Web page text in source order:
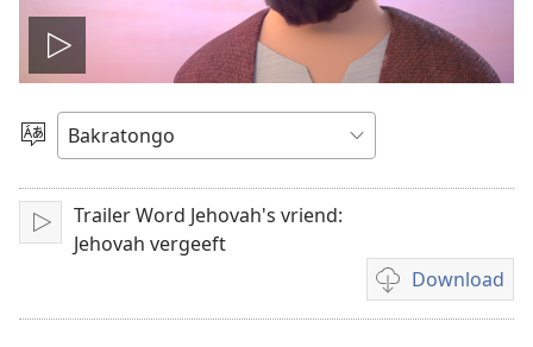
Prei
a
felem
Tongo
Prei
Trailer Word Jehovah's vriend:
Jehovah vergeeft
Download
Difrenti
fasi